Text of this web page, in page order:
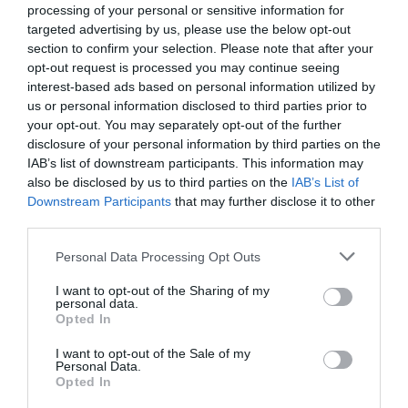
processing of your personal or sensitive information for
targeted advertising by us, please use the below opt-out
section to confirm your selection. Please note that after your
opt-out request is processed you may continue seeing
interest-based ads based on personal information utilized by
us or personal information disclosed to third parties prior to
your opt-out. You may separately opt-out of the further
disclosure of your personal information by third parties on the
IAB’s list of downstream participants. This information may
also be disclosed by us to third parties on the IAB’s List of
Downstream Participants that may further disclose it to other
Personal Data Processing Opt Outs
I want to opt-out of the Sharing of my
personal data.
Opted In
I want to opt-out of the Sale of my
Personal Data.
Opted In
10/10/2022
Medicamento Accesible PLUS se
renueva
Noticias y novedades
Redacción
05/06/2019
Medicamento Accesible PLUS, aplicación
para dispositivos móviles con información
accesible sobre medicamentos, tiene una
nueva versión más completa y más fácil de
usar. Esta app, desarrollada en 2014 por el
Consejo General de Farmacéuticos,
de información actualizada sobre los
medicamentos, entre otros, mediante la
totalmente accesible para garantizar la